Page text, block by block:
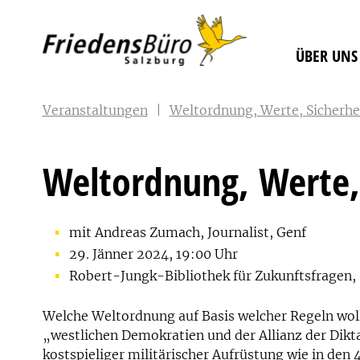
ÜBER UNS
Veranstaltungen Weltordnung, Werte,
Weltordnung,
mit Andreas Zumach, Journalist, Genf
29. Jänner 2024, 19:00 Uhr
Robert-Jungk-Bibliothek für Zukunftsfragen,
Welche Weltordnung auf Basis welcher Regeln
„westlichen Demokratien und der Allianz der
kostspieliger militärischer Aufrüstung wie in den